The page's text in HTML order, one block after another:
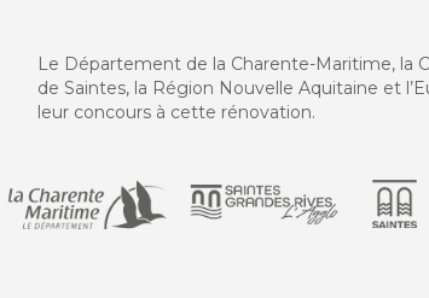
Le Département de la Charente-Maritime, la
de Saintes, la Région Nouvelle Aquitaine et
leur concours à cette rénovation.